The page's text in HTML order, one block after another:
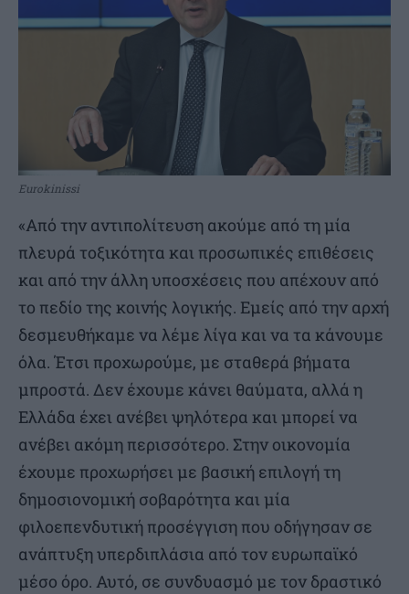
Eurokinissi
«Από την αντιπολίτευση ακούμε από τη μία
πλευρά τοξικότητα και προσωπικές επιθέσεις
και από την άλλη υποσχέσεις που απέχουν από
το πεδίο της κοινής λογικής. Εμείς από την αρχή
δεσμευθήκαμε να λέμε λίγα και να τα κάνουμε
όλα. Έτσι προχωρούμε, με σταθερά βήματα
μπροστά. Δεν έχουμε κάνει θαύματα, αλλά η
Ελλάδα έχει ανέβει ψηλότερα και μπορεί να
ανέβει ακόμη περισσότερο. Στην οικονομία
έχουμε προχωρήσει με βασική επιλογή τη
δημοσιονομική σοβαρότητα και μία
φιλοεπενδυτική προσέγγιση που οδήγησαν σε
ανάπτυξη υπερδιπλάσια από τον ευρωπαϊκό
μέσο όρο. Αυτό, σε συνδυασμό με τον δραστικό